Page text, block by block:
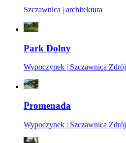
Szczawnica | architektura
Park Dolny
Wypoczynek | Szczawnica Zdrój
Promenada
Wypoczynek | Szczawnica Zdrój